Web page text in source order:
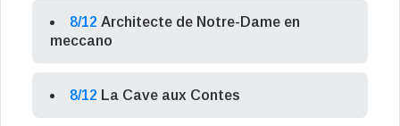
8/12 Architecte de Notre-Dame en
meccano
8/12 La Cave aux Contes